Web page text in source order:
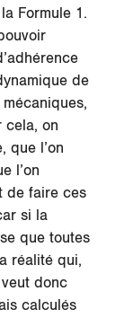
Formule 1.
de
cela, on
que l’on
l’on
de faire ces
si la
que toutes
réalité qui,
donc
calculés